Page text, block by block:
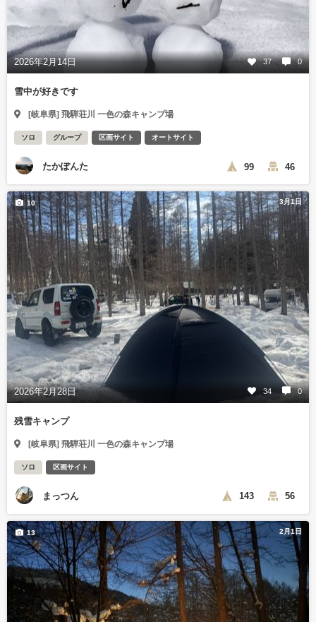
2026年2月14日 37 0
雪中が好きです
[岐阜県] 飛騨荘川 一色の森キャンプ場
ソロ グループ 区画サイト オートサイト
たかぽんた 99 46
3月1日
2026年2月28日 34 0
10
残雪キャンプ
[岐阜県] 飛騨荘川 一色の森キャンプ場
ソロ 区画サイト
まっつん 143 56
2月1日
13